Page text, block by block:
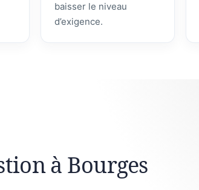
baisser le niveau
d’exigence.
à Bourges